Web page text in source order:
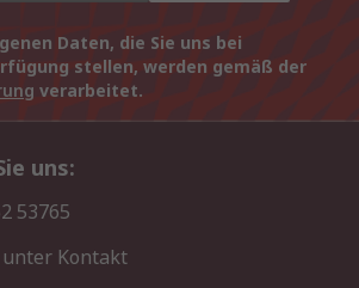
Daten, die Sie uns bei
stellen, werden gemäß der
verarbeitet.
uns:
53765
Kontakt